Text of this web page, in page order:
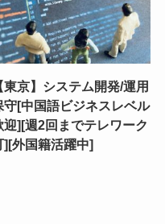
東京】システム開発/運用
守[中国語ビジネスレベル
迎][週2回までテレワーク
][外国籍活躍中]